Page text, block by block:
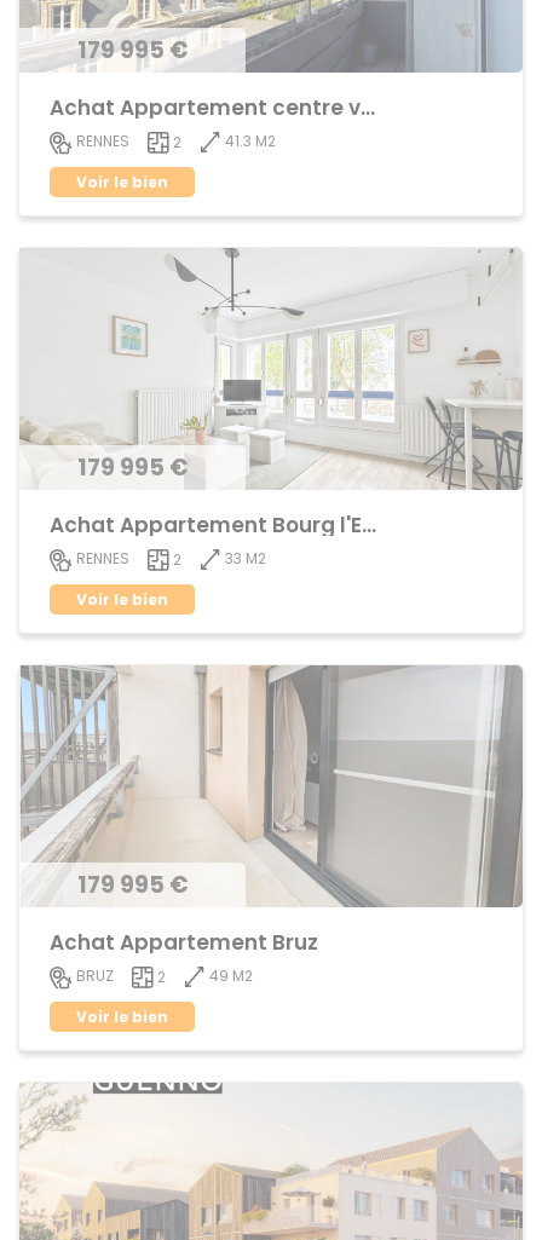
179 995 €
Achat Appartement centre ville
RENNES 2
41.3 M2
Voir le bien
179 995 €
Achat Appartement Bourg l'Evêque
RENNES 2
33 M2
Voir le bien
179 995 €
Achat Appartement Bruz
BRUZ 2
49 M2
Voir le bien